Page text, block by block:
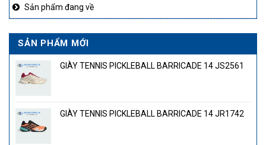
Sản phẩm đang về
SẢN PHẨM MỚI
GIÀY TENNIS PICKLEBALL BARRICADE 14 JS2561
GIÀY TENNIS PICKLEBALL BARRICADE 14 JR1742